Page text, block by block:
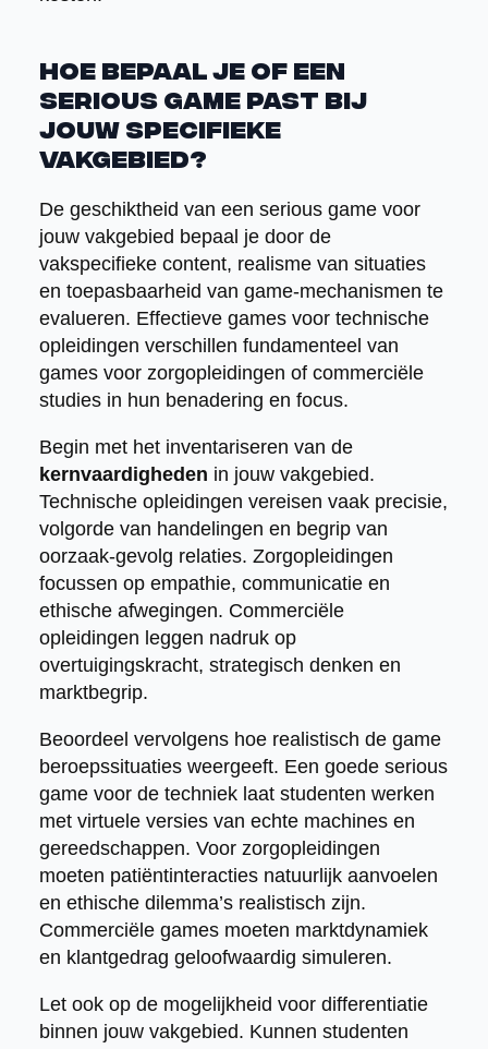
Hoe bepaal je of een
serious game past bij
jouw specifieke
vakgebied?
De geschiktheid van een serious game voor
jouw vakgebied bepaal je door de
vakspecifieke content, realisme van situaties
en toepasbaarheid van game-mechanismen te
evalueren. Effectieve games voor technische
opleidingen verschillen fundamenteel van
games voor zorgopleidingen of commerciële
studies in hun benadering en focus.
Begin met het inventariseren van de
kernvaardigheden in jouw vakgebied.
Technische opleidingen vereisen vaak precisie,
volgorde van handelingen en begrip van
oorzaak-gevolg relaties. Zorgopleidingen
focussen op empathie, communicatie en
ethische afwegingen. Commerciële
opleidingen leggen nadruk op
overtuigingskracht, strategisch denken en
marktbegrip.
Beoordeel vervolgens hoe realistisch de game
beroepssituaties weergeeft. Een goede serious
game voor de techniek laat studenten werken
met virtuele versies van echte machines en
gereedschappen. Voor zorgopleidingen
moeten patiëntinteracties natuurlijk aanvoelen
en ethische dilemma’s realistisch zijn.
Commerciële games moeten marktdynamiek
en klantgedrag geloofwaardig simuleren.
Let ook op de mogelijkheid voor differentiatie
binnen jouw vakgebied. Kunnen studenten